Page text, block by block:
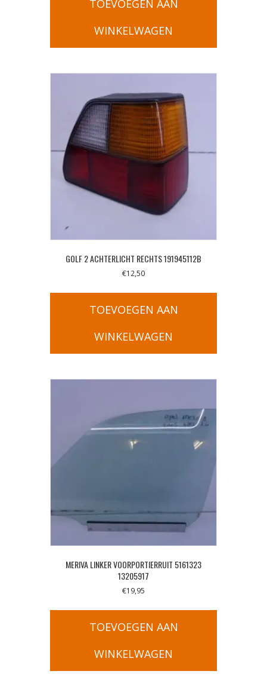
TOEVOEGEN AAN
WINKELWAGEN
GOLF 2 ACHTERLICHT RECHTS 191945112B
€12,50
TOEVOEGEN AAN
WINKELWAGEN
MERIVA LINKER VOORPORTIERRUIT 5161323
13205917
€19,95
TOEVOEGEN AAN
WINKELWAGEN